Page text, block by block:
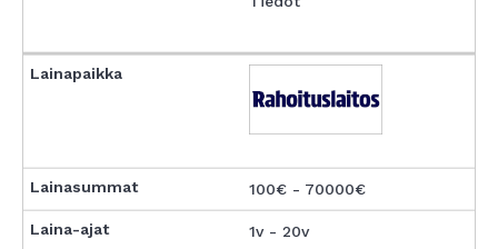
100€ - 70000€
1v - 20v